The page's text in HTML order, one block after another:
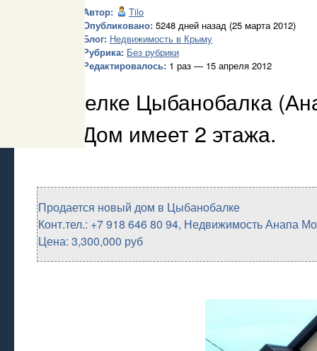
Автор:
Tilo
Опубликовано: 5248 дней назад (25 марта 2012)
Блог: Недвижимость в Крыму
Рубрика: Без рубрики
Редактировалось: 1 раз — 15 апреля 2012
В поселке Цыбанобалка
дом. Дом имеет 2 этажа.
Продается новый дом в Цыбанобалке
Конт.тел.: +7 918 646 80 94, Недвижимость Анапа
Цена: 3,300,000 руб